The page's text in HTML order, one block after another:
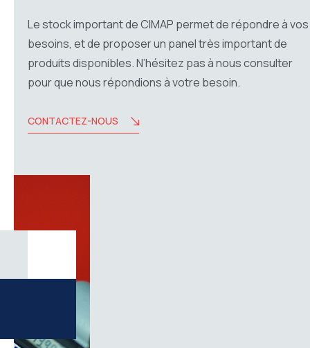
Le stock important de CIMAP permet de répondre à vos
besoins, et de proposer un panel très important de
produits disponibles. N’hésitez pas à nous consulter
pour que nous répondions à votre besoin.
CONTACTEZ-NOUS